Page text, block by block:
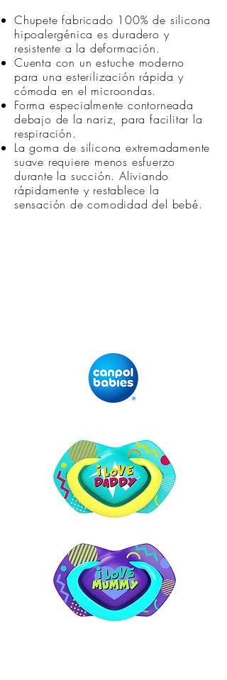
Chupete fabricado 100% de silicona
hipoalergénica es duradero y
resistente a la deformación.
Cuenta con un estuche moderno
para una esterilización rápida y
cómoda en el microondas.
Forma especialmente contorneada
debajo de la nariz, para facilitar la
respiración.
La goma de silicona extremadamente
suave requiere menos esfuerzo
durante la succión. Aliviando
rápidamente y restablece la
sensación de comodidad del bebé.